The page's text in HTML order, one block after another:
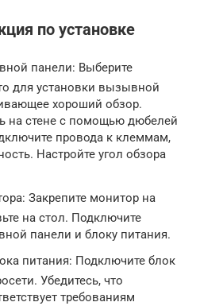
по установке
панели: Выберите
для установки вызывной
хороший обзор.
на стене с помощью дюбелей
провода к клеммам,
Настройте угол обзора
Закрепите монитор на
на стол. Подключите
панели и блоку питания.
питания: Подключите блок
Убедитесь, что
требованиям